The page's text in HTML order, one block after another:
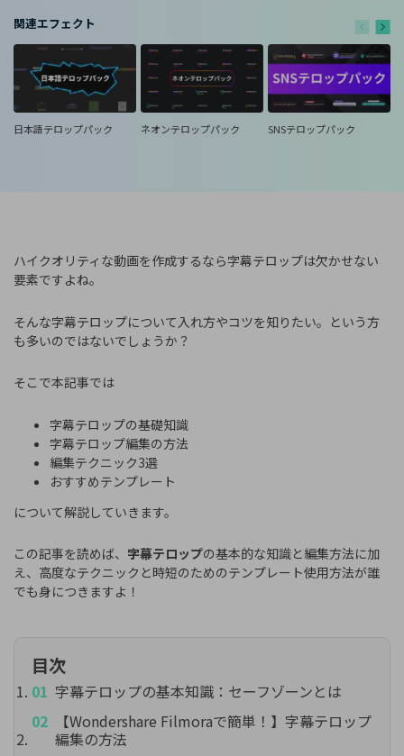
関連エフェクト
日本語テロップパック ネオンテロップパック SNSテロップパック
ハイクオリティな動画を作成するなら字幕テロップは欠かせない
要素ですよね。
そんな字幕テロップについて入れ方やコツを知りたい。という方
も多いのではないでしょうか？
そこで本記事では
字幕テロップの基礎知識
字幕テロップ編集の方法
編集テクニック3選
おすすめテンプレート
について解説していきます。
この記事を読めば、 字幕テロップの基本的な知識と編集方法に加
え、高度なテクニックと時短のためのテンプレート使用方法が誰
でも身につきますよ！
目次
字幕テロップの基本知識：セーフゾーンとは
【Wondershare Filmoraで簡単！】字幕テロップ
編集の方法